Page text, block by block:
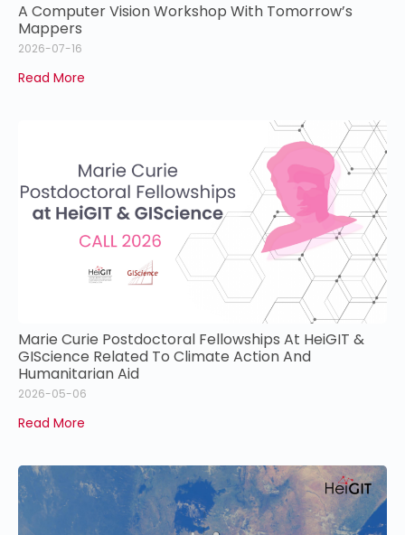
A Computer Vision Workshop With Tomorrow’s
Mappers
2026-07-16
Read More
Marie Curie Postdoctoral Fellowships At HeiGIT &
GIScience Related To Climate Action And
Humanitarian Aid
2026-05-06
Read More